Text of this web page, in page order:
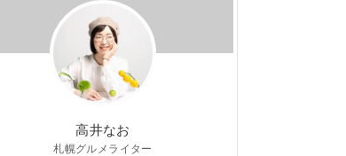
高井なお
札幌グルメライター